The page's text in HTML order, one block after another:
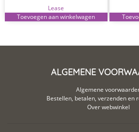
Lease
Toevoegen aan winkelwagen
ALGEMENE
Algemene
Bestellen, betalen, verzenden en
Over webwinkel